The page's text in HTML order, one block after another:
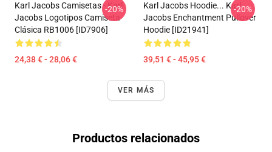
Karl Jacobs Camisetas - Karl
Jacobs Logotipos Camiseta
Clásica RB1006 [ID7906]
24,38 € - 28,06 €
-20%
Karl Jacobs Hoodie... Karl
Jacobs Enchantment Pullover
Hoodie [ID21941]
39,51 € - 45,95 €
-20%
VER MÁS
Productos relacionados